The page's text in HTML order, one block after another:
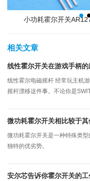
小功耗霍尔开关
相关文章
线性霍尔开关在游戏手柄的
线性霍尔电磁摇杆 经常玩主机游戏的玩家肯定听说过，甚至正在经历着手柄
摇杆漂移这件事。不论你是
的移动或视角的偏转不正常，
一套万向轴组成，电位器可以
电位器失去线性，而过度使用也
化来表达摇杆的动作，通过我们的
的线性霍尔元件具有长寿命，
微功耗霍尔开关相比较于
微功耗霍尔开关是一种特殊类
独特的优劣势。
安尔芯告诉你霍尔开关的